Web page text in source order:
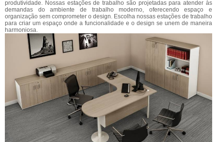
produtividade. Nossas estações de trabalho são projetadas para atender às
demandas do ambiente de trabalho moderno, oferecendo espaço e
organização sem comprometer o design. Escolha nossas estações de trabalho
para criar um espaço onde a funcionalidade e o design se unem de maneira
harmoniosa.